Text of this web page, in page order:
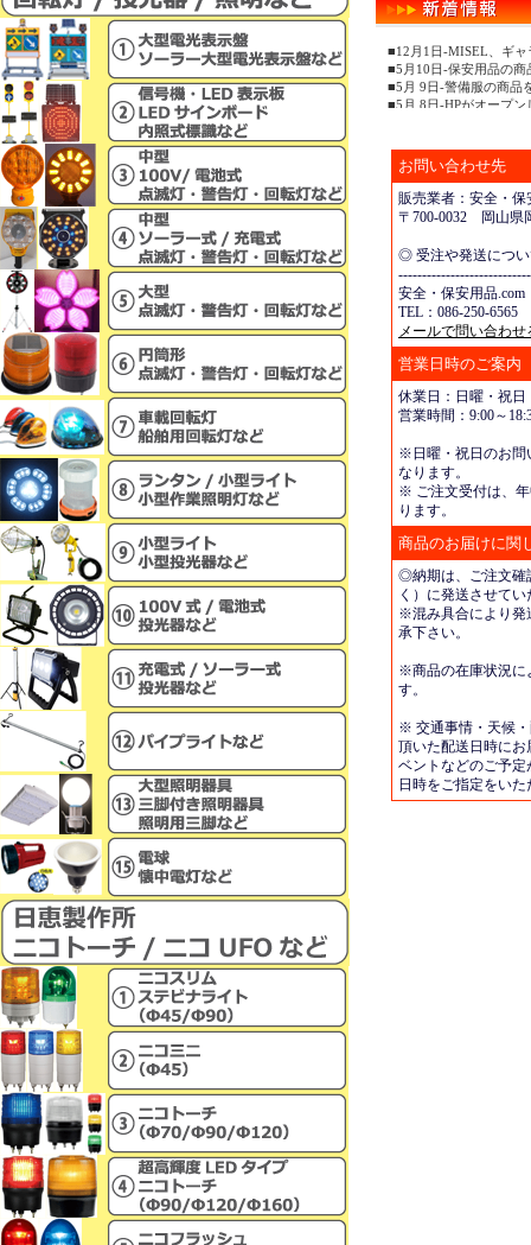
■12月1日-MISEL、ギ
■5月10日-保安用品の商
■5月 9日-警備服の商品
■5月 8日-HPがオープン
お問い合わせ先
販売業者：安全・保
〒700-0032 岡山県
◎ 受注や発送につ
安全・保安用品.com
TEL：086-250-6565
メールで問い合わせ
営業日時のご案内
休業日：日曜・祝日
営業時間：9:00～
※日曜・祝日のお問
なります。
※ ご注文受付は、
ります。
商品のお届けに関
◎納期は、ご注文確
く）に発送させて
※混み具合により発
承下さい。
※商品の在庫状況に
す。
※ 交通事情・天候
頂いた配送日時に
ベントなどのご予
日時をご指定をい